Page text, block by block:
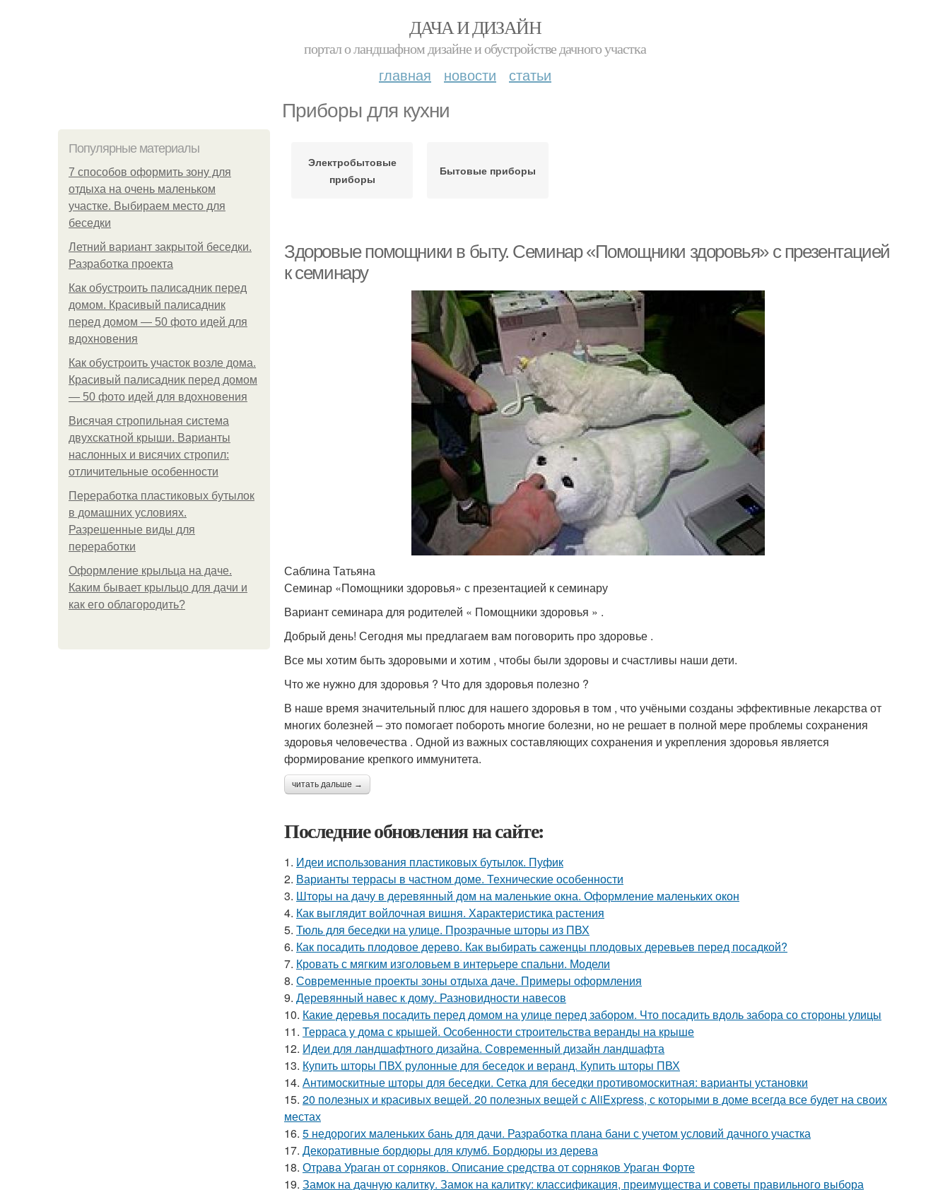
ДАЧА И ДИЗАЙН
портал о ландшафном дизайне и обустройстве дачного участка
главная новости статьи
Приборы для кухни
Популярные материалы
7 способов оформить зону для
отдыха на очень маленьком
участке. Выбираем место для
беседки
Летний вариант закрытой беседки.
Разработка проекта
Как обустроить палисадник перед
домом. Красивый палисадник
перед домом — 50 фото идей для
вдохновения
Как обустроить участок возле дома.
Красивый палисадник перед домом
— 50 фото идей для вдохновения
Висячая стропильная система
двухскатной крыши. Варианты
наслонных и висячих стропил:
отличительные особенности
Переработка пластиковых бутылок
в домашних условиях.
Разрешенные виды для
переработки
Оформление крыльца на даче.
Каким бывает крыльцо для дачи и
как его облагородить?
Электробытовые
приборы
Бытовые приборы
Здоровые помощники в быту. Семинар «Помощники здоровья» с презентацией
к семинару
Саблина Татьяна
Семинар «Помощники здоровья» с презентацией к семинару
Вариант семинара для родителей « Помощники здоровья » .
Добрый день! Сегодня мы предлагаем вам поговорить про здоровье .
Все мы хотим быть здоровыми и хотим , чтобы были здоровы и счастливы наши дети.
Что же нужно для здоровья ? Что для здоровья полезно ?
В наше время значительный плюс для нашего здоровья в том , что учёными созданы эффективные лекарства от
многих болезней – это помогает побороть многие болезни, но не решает в полной мере проблемы сохранения
здоровья человечества . Одной из важных составляющих сохранения и укрепления здоровья является
формирование крепкого иммунитета.
читать дальше →
Последние обновления на сайте:
1. Идеи использования пластиковых бутылок. Пуфик
2. Варианты террасы в частном доме. Технические особенности
3. Шторы на дачу в деревянный дом на маленькие окна. Оформление маленьких окон
4. Как выглядит войлочная вишня. Характеристика растения
5. Тюль для беседки на улице. Прозрачные шторы из ПВХ
6. Как посадить плодовое дерево. Как выбирать саженцы плодовых деревьев перед посадкой?
7. Кровать с мягким изголовьем в интерьере спальни. Модели
8. Современные проекты зоны отдыха даче. Примеры оформления
9. Деревянный навес к дому. Разновидности навесов
10. Какие деревья посадить перед домом на улице перед забором. Что посадить вдоль забора со стороны улицы
11. Терраса у дома с крышей. Особенности строительства веранды на крыше
12. Идеи для ландшафтного дизайна. Современный дизайн ландшафта
13. Купить шторы ПВХ рулонные для беседок и веранд. Купить шторы ПВХ
14. Антимоскитные шторы для беседки. Сетка для беседки противомоскитная: варианты установки
15. 20 полезных и красивых вещей. 20 полезных вещей с AliExpress, с которыми в доме всегда все будет на своих
местах
16. 5 недорогих маленьких бань для дачи. Разработка плана бани с учетом условий дачного участка
17. Декоративные бордюры для клумб. Бордюры из дерева
18. Отрава Ураган от сорняков. Описание средства от сорняков Ураган Форте
19. Замок на дачную калитку. Замок на калитку: классификация, преимущества и советы правильного выбора